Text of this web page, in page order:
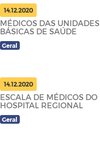
14.12.2020
MÉDICOS DAS UNIDADES
BÁSICAS DE SAÚDE
Geral
14.12.2020
ESCALA DE MÉDICOS DO
HOSPITAL REGIONAL
Geral